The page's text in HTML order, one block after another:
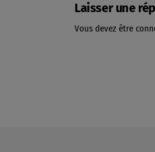
Laisser une
Vous devez être